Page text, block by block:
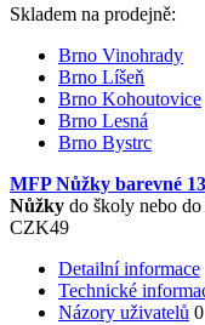
Skladem na prodejně:
Brno Vinohrady
Brno Líšeň
Brno Kohoutovice
Brno Lesná
Brno Bystrc
MFP Nůžky barevné
Nůžky do školy nebo
CZK49
Detailní informace
Technické
Názory uživatelů 0